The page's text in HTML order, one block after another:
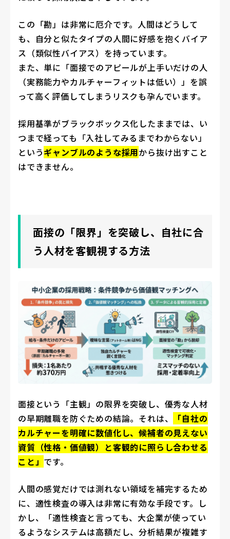
この「勘」は非常に厄介です。人間はどうして
も、自分と似たタイプの人間に好感を抱くバイア
ス（類似性バイアス）を持っています。
また、単に「面接でのアピールが上手いだけの人
（実務能力やカルチャーフィットは低い）」を誤
って高く評価してしまうリスクも孕んでいます。
採用基準がブラックボックス化したままでは、い
つまで経っても「入社してみるまでわからない」
というギャンブルのような採用から抜け出すこと
はできません。
面接の「限界」を突破し、自社に合
う人材を客観視する方法
面接という「主観」の限界を突破し、優秀な人材
の早期離職を防ぐための結論。それは、
「自社の
カルチャーを明確に数値化し、候補者の見えない
資質（性格・価値観）と客観的に照らし合わせる
こと」 です。
人間の感覚だけでは測れない領域を補完するため
に、適性検査の導入は非常に有効な手段です。し
かし、「適性検査と言っても、大企業が使ってい
るようなシステムは高額だし、分析結果が複雑す